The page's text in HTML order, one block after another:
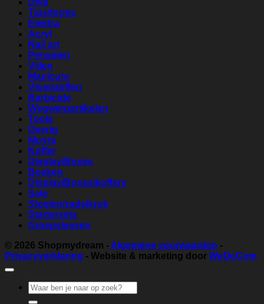
Diva
Tips/forms
Elektra
Acryl
Nail art
Penselen
Vijlen
Manicure
Vloeistoffen
Barbicide
Wegwerpartikelen
Tools
Overig
Moyra
Koffer
Display/Boxes
Boeken
Display/Boxes/koffers
Sale
Stoelen/zadelkruk
Startersets
Groepslessen
© 2026 Shopmydream - Algemene voorwaarden -
Privacyverklaring - Website & marketing door WeDeCom
Zoeken
naar: